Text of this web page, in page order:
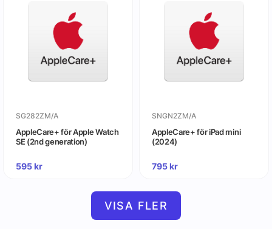
SG282ZM/A
AppleCare+ för Apple Watch
SE (2nd generation)
595kr
SNGN2ZM/A
AppleCare+ för iPad mini
(2024)
795kr
VISA FLER